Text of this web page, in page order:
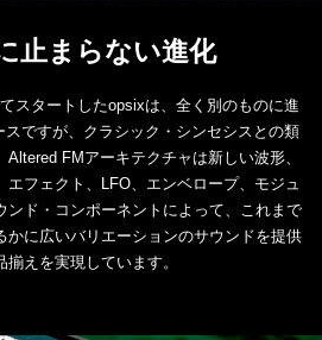
止まらない進化
スタートしたopsixは、全く別のものに進
ですが、クラシック・シンセシスとの類
FMアーキテクチャは新しい波形、
フェクト、LFO、エンベロープ、モジュ
ンド・コンポーネントによって、これまで
かに広いバリエーションのサウンドを提供
えを実現しています。